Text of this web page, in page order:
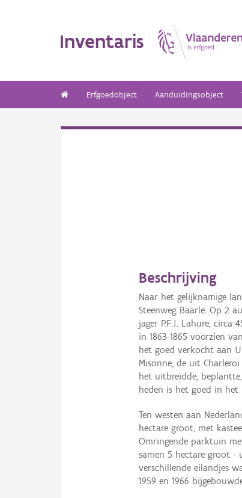
Inventaris
Erfgoedobject Aanduidingsobject
Beschrijving
Naar het gelijknamige
Steenweg Baarle. Op 2
jager P.F.J. Lahure,
in 1863-1865 voorzien
het goed verkocht aan
Misonne, de uit
het uitbreidde,
heden is het goed in
Ten westen aan
hectare groot, met
Omringende parktuin
samen 5 hectare groot -
verschillende eilandjes
1959 en 1966